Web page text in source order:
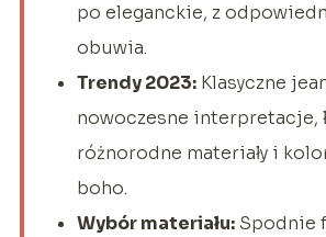
po eleganckie, z
obuwia.
Trendy 2023:Klasyczne
nowoczesne interpretacje,
różnorodne materiały i
boho.
Wybór materiału:Spodnie